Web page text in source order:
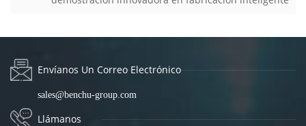
Envíanos Un Correo Electrónico
sales@benchu-group.com
Llámanos